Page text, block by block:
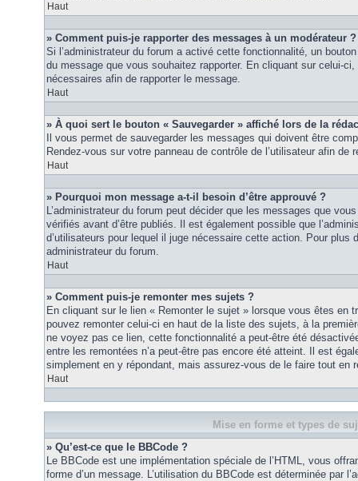
Haut
» Comment puis-je rapporter des messages à un modérateur ?
Si l’administrateur du forum a activé cette fonctionnalité, un
du message que vous souhaitez rapporter. En cliquant sur celui-
nécessaires afin de rapporter le message.
Haut
» À quoi sert le bouton « Sauvegarder » affiché lors de la
Il vous permet de sauvegarder les messages qui doivent être
Rendez-vous sur votre panneau de contrôle de l’utilisateur afin de
Haut
» Pourquoi mon message a-t-il besoin d’être approuvé ?
L’administrateur du forum peut décider que les messages que
vérifiés avant d’être publiés. Il est également possible que
d’utilisateurs pour lequel il juge nécessaire cette action. Pour plus
administrateur du forum.
Haut
» Comment puis-je remonter mes sujets ?
En cliquant sur le lien « Remonter le sujet » lorsque vous êtes en
pouvez remonter celui-ci en haut de la liste des sujets, à la
ne voyez pas ce lien, cette fonctionnalité a peut-être été
entre les remontées n’a peut-être pas encore été atteint. Il est
simplement en y répondant, mais assurez-vous de le faire tout en
Haut
Mise en forme et types de
» Qu’est-ce que le BBCode ?
Le BBCode est une implémentation spéciale de l’HTML, vous
forme d’un message. L’utilisation du BBCode est déterminée par